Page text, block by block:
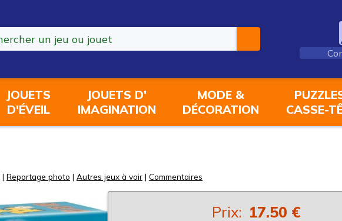
JOUETS
D'ÉVEIL
JOUETS D'
IMAGINATION
MODE &
DÉCORATION
CASSE-
| Reportage photo | Autres jeux à voir | Commentaires
Prix: 17.50 €